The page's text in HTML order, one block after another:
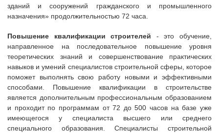
зданий и сооружений гражданского и промышленного
назначения» продолжительностью 72 часа.
Повышение квалификации строителей - это обучение,
направленное на последовательное повышение уровня
теоретических знаний и совершенствование практических
навыков и умений специалистов строительной сферы, которое
поможет выполнять свою работу новыми и эффективными
способами. Повышение квалификации в строительстве
является дополнительным профессиональным образованием
и проходит по программам от 72 до 500 часов на базе уже
имеющегося у специалиста высшего или среднего
специального образования. Специалисты строительной